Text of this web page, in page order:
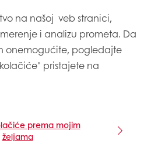
vam više informacija? Rado
na našoj veb stranici,
i analizu prometa. Da
onemogućite, pogledajte
pristajete na
prema mojim
željama